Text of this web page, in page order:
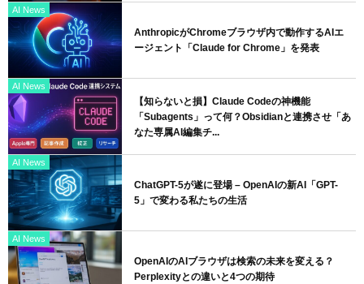
AI News
AnthropicがChromeブラウザ内で動作するAIエ
ージェント「Claude for Chrome」を発表
AI News
【知らないと損】Claude Codeの神機能
「Subagents」って何？Obsidianと連携させ「あ
なた専属AI編集チ...
AI News
ChatGPT-5が遂に登場 – OpenAIの新AI「GPT-
5」で変わる私たちの生活
AI News
OpenAIのAIブラウザは検索の未来を変える？
Perplexityとの違いと4つの期待